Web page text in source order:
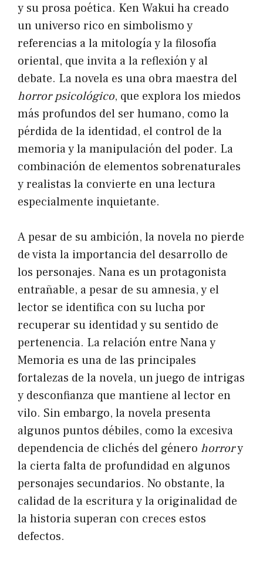
y su prosa poética. Ken Wakui ha creado
un universo rico en simbolismo y
referencias a la mitología y la filosofía
oriental, que invita a la reflexión y al
debate. La novela es una obra maestra del
horror psicológico, que explora los miedos
más profundos del ser humano, como la
pérdida de la identidad, el control de la
memoria y la manipulación del poder. La
combinación de elementos sobrenaturales
y realistas la convierte en una lectura
especialmente inquietante.
A pesar de su ambición, la novela no pierde
de vista la importancia del desarrollo de
los personajes. Nana es un protagonista
entrañable, a pesar de su amnesia, y el
lector se identifica con su lucha por
recuperar su identidad y su sentido de
pertenencia. La relación entre Nana y
Memoria es una de las principales
fortalezas de la novela, un juego de intrigas
y desconfianza que mantiene al lector en
vilo. Sin embargo, la novela presenta
algunos puntos débiles, como la excesiva
dependencia de clichés del género horrory
la cierta falta de profundidad en algunos
personajes secundarios. No obstante, la
calidad de la escritura y la originalidad de
la historia superan con creces estos
defectos.